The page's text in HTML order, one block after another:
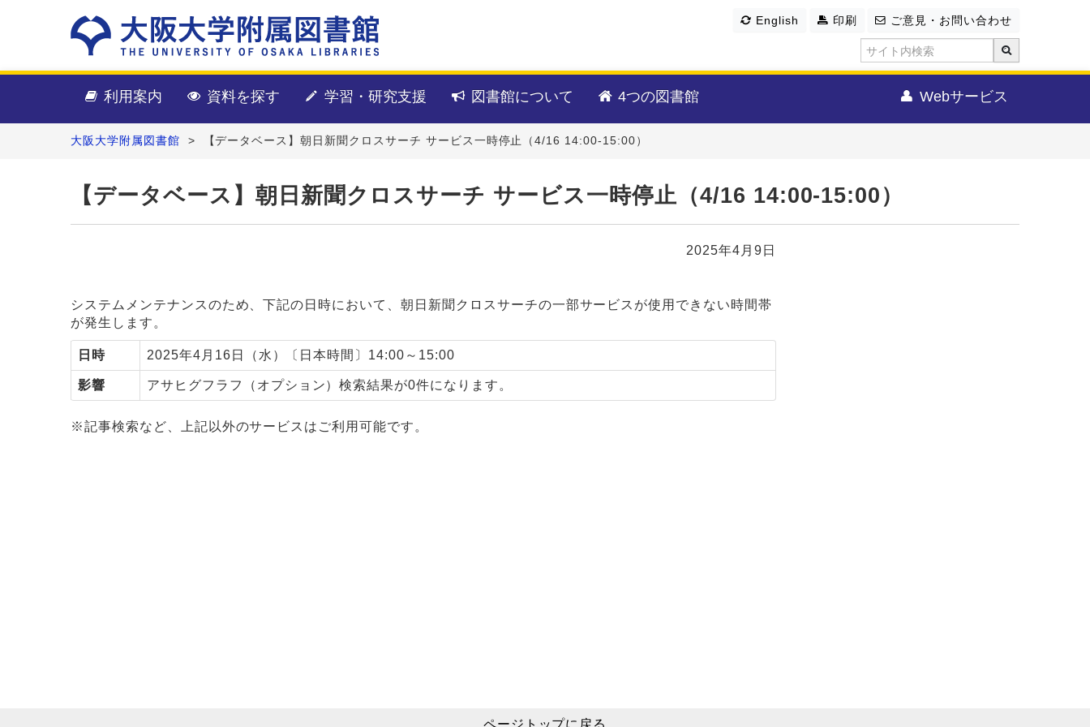
English 印刷 ご意見・お問い合わせ
利用案内 資料を探す 学習・研究支援 図書館について 4つの図書館 Webサービス
大阪大学附属図書館 > 【データベース】朝日新聞クロスサーチ サービス一時停止（4/16 14:00-15:00）
【データベース】朝日新聞クロスサーチ サービス一時停止（4/16 14:00-15:00）
2025年4月9日
システムメンテナンスのため、下記の日時において、朝日新聞クロスサーチの一部サービスが使用できない時間帯
が発生します。
日時 2025年4月16日（水）〔日本時間〕14:00～15:00
影響 アサヒグフラフ（オプション）検索結果が0件になります。
※記事検索など、上記以外のサービスはご利用可能です。
ページトップに戻る